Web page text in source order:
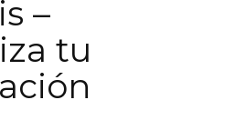
–
tu